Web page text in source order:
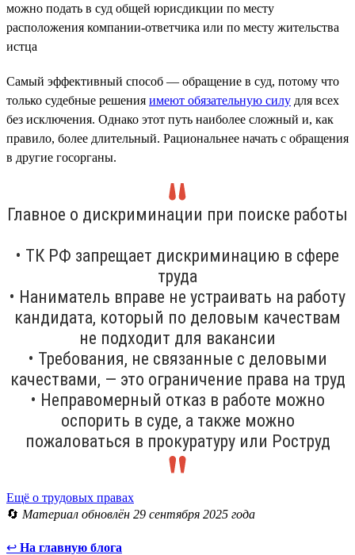
можно подать в суд общей юрисдикции по месту
расположения компании-ответчика или по месту жительства
истца
Самый эффективный способ — обращение в суд, потому что
только судебные решения имеют обязательную силу для всех
без исключения. Однако этот путь наиболее сложный и, как
правило, более длительный. Рациональнее начать с обращения
в другие госорганы.
Главное о дискриминации при поиске работы
• ТК РФ запрещает дискриминацию в сфере
труда
• Наниматель вправе не устраивать на работу
кандидата, который по деловым качествам
не подходит для вакансии
• Требования, не связанные с деловыми
качествами, — это ограничение права на труд
• Неправомерный отказ в работе можно
оспорить в суде, а также можно
пожаловаться в прокуратуру или Роструд
Ещё о трудовых правах
🔄 Материал обновлён 29 сентября 2025 года
↩ На главную блога